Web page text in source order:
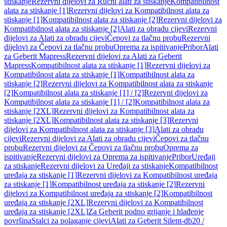
alata za stiskanje [1]Rezervni dijelovi za Kompatibilnost alata za
stiskanje [1]Kompatibilnost alata za stiskanje [2]Rezervni dijelovi za
Kompatibilnost alata za stiskanje [2]Alati za obradu cijeviRezervni
dijelovi za Alati za obradu cijeviČepovi za tlačnu probuRezervni
dijelovi za Čepovi za tlačnu probuOprema za ispitivanjePriborAlati
za Geberit MapressRezervni dijelovi za Alati za Geberit
MapressKompatibilnost alata za stiskanje [1]Rezervni dijelovi za
Kompatibilnost alata za stiskanje [1]Kompatibilnost alata za
stiskanje [2]Rezervni dijelovi za Kompatibilnost alata za stiskanje
[2]Kompatibilnost alata za stiskanje [1] / [2]Rezervni dijelovi za
Kompatibilnost alata za stiskanje [1] / [2]Kompatibilnost alata za
stiskanje [2XL]Rezervni dijelovi za Kompatibilnost alata za
stiskanje [2XL]Kompatibilnost alata za stiskanje [3]Rezervni
dijelovi za Kompatibilnost alata za stiskanje [3]Alati za obradu
cijeviRezervni dijelovi za Alati za obradu cijeviČepovi za tlačnu
probuRezervni dijelovi za Čepovi za tlačnu probuOprema za
ispitivanjeRezervni dijelovi za Oprema za ispitivanjePriborUređaji
za stiskanjeRezervni dijelovi za Uređaji za stiskanjeKompatibilnost
uređaja za stiskanje [1]Rezervni dijelovi za Kompatibilnost uređaja
za stiskanje [1]Kompatibilnost uređaja za stiskanje [2]Rezervni
dijelovi za Kompatibilnost uređaja za stiskanje [2]Kompatibilnost
uređaja za stiskanje [2XL]Rezervni dijelovi za Kompatibilnost
uređaja za stiskanje [2XL]Za Geberit podno grijanje i hlađenje
površinaStalci za polaganje cijeviAlati za Geberit Silent-db20 /